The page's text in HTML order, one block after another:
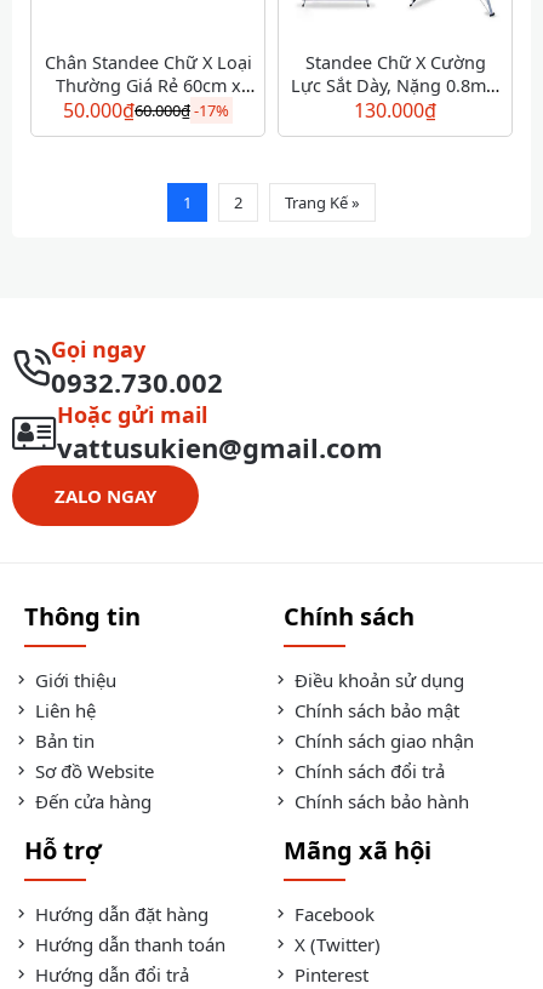
Chân Standee Chữ X Loại
Thường Giá Rẻ 60cm x
160cm
50.000₫60.000₫-17%
Standee Chữ X Cường
Lực Sắt Dày, Nặng 0.8m x
1.8m
130.000₫
1 2 Trang Kế »
Gọi ngay
0932.730.002
Hoặc gửi mail
vattusukien@gmail.com
ZALO NGAY
Thông tin
Giới thiệu
Liên hệ
Bản tin
Sơ đồ Website
Đến cửa hàng
Chính sách
Điều khoản sử dụng
Chính sách bảo mật
Chính sách giao nhận
Chính sách đổi trả
Chính sách bảo hành
Hỗ trợ
Hướng dẫn đặt hàng
Hướng dẫn thanh toán
Hướng dẫn đổi trả
Mãng xã hội
Facebook
X (Twitter)
Pinterest